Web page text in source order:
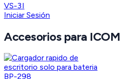
VS-3I
Iniciar Sesión
Accesorios para ICOM